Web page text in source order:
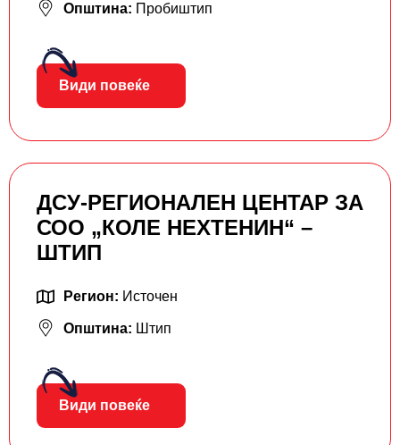
Општина: Пробиштип
Види повеќе
ДСУ-РЕГИОНАЛЕН ЦЕНТАР ЗА
СОО „КОЛЕ НЕХТЕНИН“ –
ШТИП
Регион: Источен
Општина: Штип
Види повеќе